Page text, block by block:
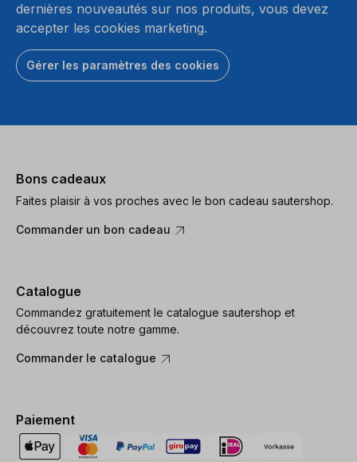
dernières nouveautés sur nos produits, vous devez
accepter les cookies marketing.
Gérer les paramètres des cookies
Bons cadeaux
Faites plaisir à vos proches avec le bon cadeau sautershop.
Commander un bon cadeau
Catalogue
Commandez gratuitement le catalogue sautershop et
découvrez toute notre gamme.
Commander le catalogue
Paiement